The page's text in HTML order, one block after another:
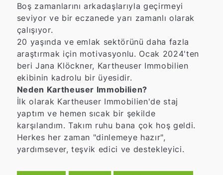
Boş zamanlarını arkadaşlarıyla geçirmeyi
seviyor ve bir eczanede yarı zamanlı olarak
çalışıyor.
20 yaşında ve emlak sektörünü daha fazla
araştırmak için motivasyonlu. Ocak 2024'ten
beri Jana Klöckner, Kartheuser Immobilien
ekibinin kadrolu bir üyesidir.
Neden Kartheuser Immobilien?
İlk olarak Kartheuser Immobilien'de staj
yaptım ve hemen sıcak bir şekilde
karşılandım. Takım ruhu bana çok hoş geldi.
Herkes her zaman "dinlemeye hazır",
yardımsever, teşvik edici ve destekleyici.